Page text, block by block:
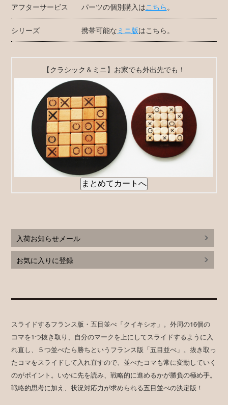
アフターサービス パーツの個別購入はこちら。
シリーズ 携帯可能なミニ版はこちら。
【クラシック＆ミニ】お家でも外出先でも！
入荷お知らせメール
お気に入りに登録
スライドするフランス版・五目並べ「クイキシオ」。外周の16個の
コマを1つ抜き取り、自分のマークを上にしてスライドするように入
れ直し、５つ並べたら勝ちというフランス版「五目並べ」。抜き取っ
たコマをスライドして入れ直すので、並べたコマも常に変動していく
のがポイント。いかに先を読み、戦略的に進めるかが勝負の極め手。
戦略的思考に加え、状況対応力が求められる五目並べの決定版！